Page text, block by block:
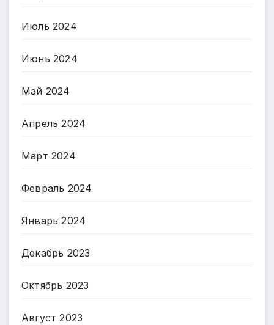
Июль 2024
Июнь 2024
Май 2024
Апрель 2024
Март 2024
Февраль 2024
Январь 2024
Декабрь 2023
Октябрь 2023
Август 2023